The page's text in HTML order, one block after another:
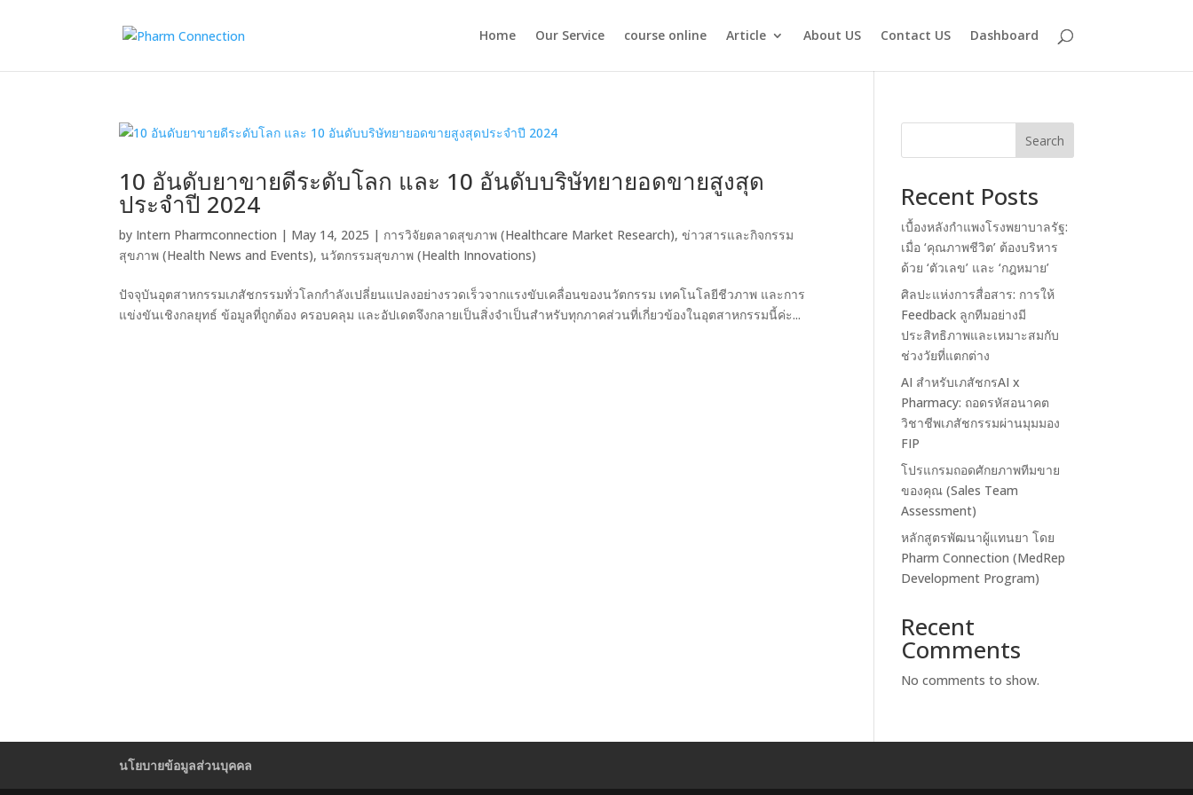
Home Our Service course online Article About US Contact US Dashboard
10 อันดับยาขายดีระดับโลก และ 10 อันดับบริษัทยายอดขายสูงสุด
ประจำปี 2024
by Intern Pharmconnection | May 14, 2025 | การวิจัยตลาดสุขภาพ (Healthcare Market Research),ข่าวสารและกิจกรรม
สุขภาพ (Health News and Events),นวัตกรรมสุขภาพ (Health Innovations)
ปัจจุบันอุตสาหกรรมเภสัชกรรมทั่วโลกกำลังเปลี่ยนแปลงอย่างรวดเร็วจากแรงขับเคลื่อนของนวัตกรรม เทคโนโลยีชีวภาพ และการ
แข่งขันเชิงกลยุทธ์ ข้อมูลที่ถูกต้อง ครอบคลุม และอัปเดตจึงกลายเป็นสิ่งจำเป็นสำหรับทุกภาคส่วนที่เกี่ยวข้องในอุตสาหกรรมนี้ค่ะ...
Search
Recent Posts
เบื้องหลังกำแพงโรงพยาบาลรัฐ:
เมื่อ ‘คุณภาพชีวิต’ ต้องบริหาร
ด้วย ‘ตัวเลข’ และ ‘กฎหมาย’
ศิลปะแห่งการสื่อสาร: การให้
Feedback ลูกทีมอย่างมี
ประสิทธิภาพและเหมาะสมกับ
ช่วงวัยที่แตกต่าง
AI สำหรับเภสัชกรAI x
Pharmacy: ถอดรหัสอนาคต
วิชาชีพเภสัชกรรมผ่านมุมมอง
FIP
โปรแกรมถอดศักยภาพทีมขาย
ของคุณ (Sales Team
Assessment)
หลักสูตรพัฒนาผู้แทนยา โดย
Pharm Connection (MedRep
Development Program)
Recent
Comments
No comments to show.
นโยบายข้อมูลส่วนบุคคล